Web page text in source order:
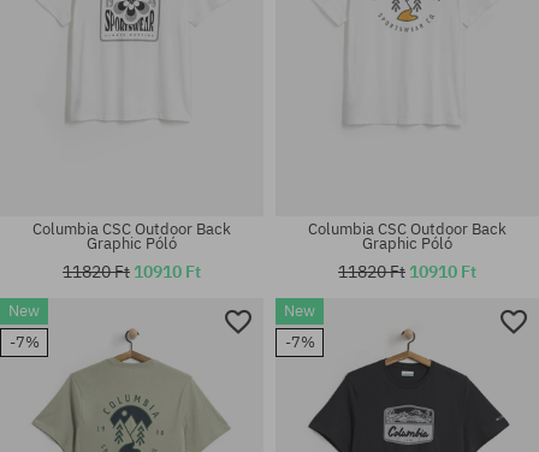
Elérhető méretek:
M; L; XL
Elérhető méretek:
M; L; XL
Columbia CSC Outdoor Back
Graphic Póló
11820 Ft 10910 Ft
Columbia CSC Outdoor Back
Graphic Póló
11820 Ft 10910 Ft
New
-7%
New
-7%